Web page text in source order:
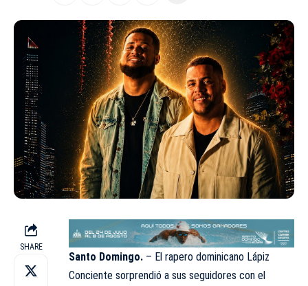
SHARE
Santo Domingo. – El rapero dominicano Lápiz
Conciente sorprendió a sus seguidores con el